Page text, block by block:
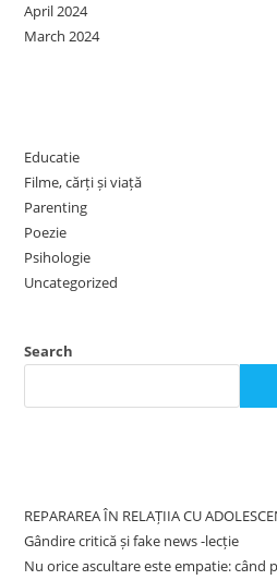
April 2024
March 2024
Educatie
Filme, cărți și viață
Parenting
Poezie
Psihologie
Uncategorized
Search
REPARAREA ÎN RELAȚIIA CU
Gândire critică și fake news -lecție
Nu orice ascultare este empatie: când